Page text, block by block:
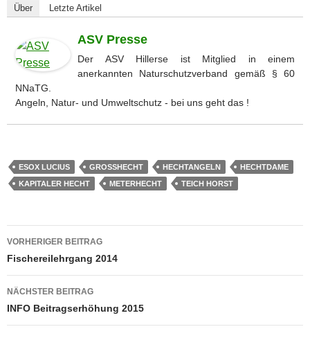
Über Letzte Artikel
ASV Presse
Der ASV Hillerse ist Mitglied in einem
anerkannten Naturschutzverband gemäß § 60
NNaTG.
Angeln, Natur- und Umweltschutz - bei uns geht das !
ESOX LUCIUS GROSSHECHT HECHTANGELN
HECHTDAME
KAPITALER HECHT
METERHECHT TEICH HORST
Beitragsnavigation
VORHERIGER BEITRAG
Fischereilehrgang 2014
NÄCHSTER BEITRAG
INFO Beitragserhöhung 2015